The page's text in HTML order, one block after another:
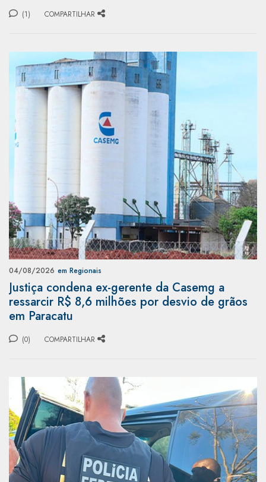
(1) COMPARTILHAR
04/08/2026 em Regionais
Justiça condena ex-gerente da Casemg a
ressarcir R$ 8,6 milhões por desvio de grãos
em Paracatu
(0) COMPARTILHAR